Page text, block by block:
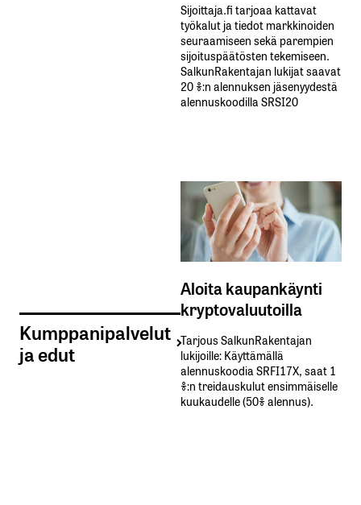
Kumppanipalvelut
ja edut
Sijoittaja.fi tarjoaa kattavat
työkalut ja tiedot markkinoiden
seuraamiseen sekä parempien
sijoituspäätösten tekemiseen.
SalkunRakentajan lukijat saavat
20 %:n alennuksen jäsenyydestä
alennuskoodilla SRSI20
Aloita kaupankäynti
kryptovaluutoilla
Tarjous SalkunRakentajan
lukijoille: Käyttämällä​ ​
alennuskoodia​ ​SRFI17X,​ ​saat​ ​1
%:n treidauskulut​ ​ensimmäiselle​ ​
kuukaudelle​ ​(50%​ ​alennus).